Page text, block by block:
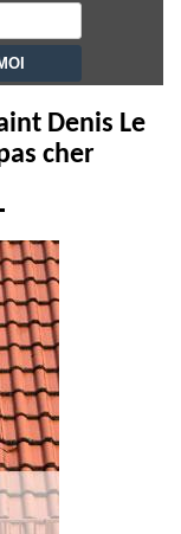
Denis Le
cher